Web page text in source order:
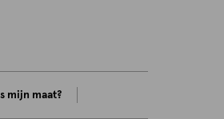
mijn maat?